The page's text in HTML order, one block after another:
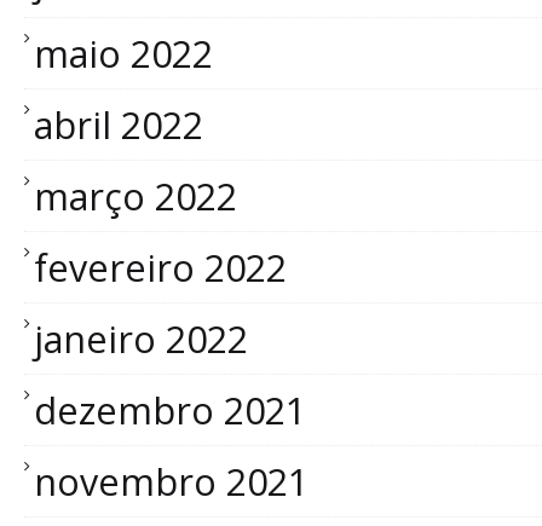
maio 2022
abril 2022
março 2022
fevereiro 2022
janeiro 2022
dezembro 2021
novembro 2021